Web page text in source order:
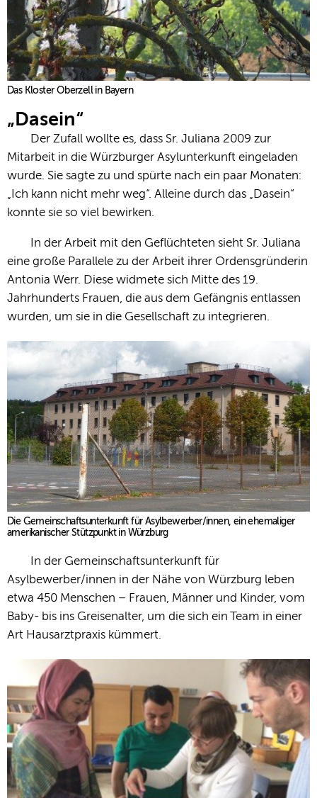
Das Kloster Oberzell in Bayern
„Dasein“
Der Zufall wollte es, dass Sr. Juliana 2009 zur
Mitarbeit in die Würzburger Asylunterkunft eingeladen
wurde. Sie sagte zu und spürte nach ein paar Monaten:
„Ich kann nicht mehr weg“. Alleine durch das „Dasein“
konnte sie so viel bewirken.
In der Arbeit mit den Geflüchteten sieht Sr. Juliana
eine große Parallele zu der Arbeit ihrer Ordensgründerin
Antonia Werr. Diese widmete sich Mitte des 19.
Jahrhunderts Frauen, die aus dem Gefängnis entlassen
wurden, um sie in die Gesellschaft zu integrieren.
Die Gemeinschaftsunterkunft für Asylbewerber/innen, ein ehemaliger
amerikanischer Stützpunkt in Würzburg
In der Gemeinschaftsunterkunft für
Asylbewerber/innen in der Nähe von Würzburg leben
etwa 450 Menschen – Frauen, Männer und Kinder, vom
Baby- bis ins Greisenalter, um die sich ein Team in einer
Art Hausarztpraxis kümmert.